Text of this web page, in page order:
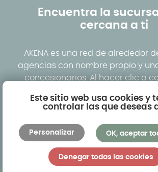
Encuentra la
cercana a ti
AKENA es una red de alrededor
agencias con nombre propio y
concesionarios. Al hacer clic a
usted y visitar los modelos de
Encuentra una agencia
Solicita un presupuesto gratuito
Este sitio web usa cookies y
controlar las que deseas
OK, aceptar
Denegar todas las cookies
Personalizar